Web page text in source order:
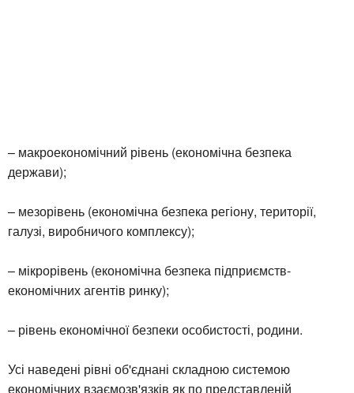
– макроекономічний рівень (економічна безпека
держави);
– мезорівень (економічна безпека регіону, території,
галузі, виробничого комплексу);
– мікрорівень (економічна безпека підприємств-
економічних агентів ринку);
– рівень економічної безпеки особистості, родини.
Усі наведені рівні об'єднані складною системою
економічних взаємозв'язків як по представленій